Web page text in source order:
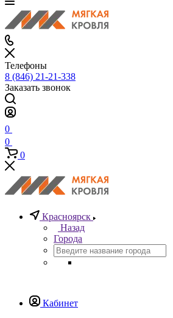
Телефоны
8 (846) 21-21-338
Заказать звонок
0
0
0
Красноярск
Назад
Города
Кабинет